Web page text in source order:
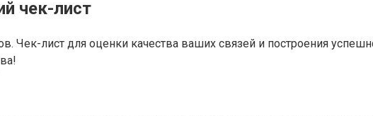
чек-лист
Чек-лист для оценки качества ваших связей и построения